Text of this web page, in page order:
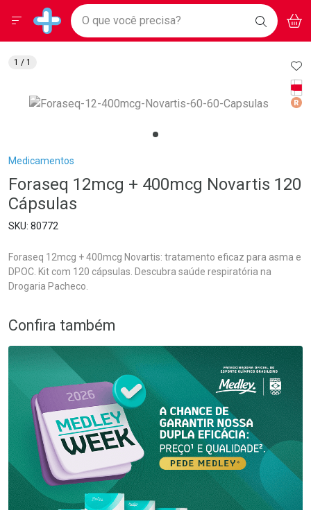
Drogarias Pacheco
Baixe nosso APP e aproveite Ofertas Exclusivas!
BAIXE
O APP
Ir direto para a home
pela página
Ir direto para o conteúdo
Ir direto para a busca
Ir direto para a conta
Ir direto para a notificações
Ir direto para o carrinho
Faça a sua busca
O que você precisa? BUSCAR
Menu
Breadcrumb
Medicamentos
Foraseq 12mcg + 400mcg Novartis 120
Cápsulas
80772
Foraseq 12mcg + 400mcg Novartis: tratamento eficaz para asma e
DPOC. Kit com 120 cápsulas. Descubra saúde respiratória na
Drogaria Pacheco.
1 / 1
Confira também